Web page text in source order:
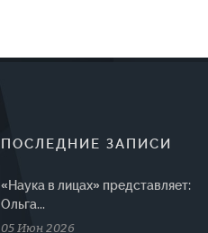
ПОСЛЕДНИЕ ЗАПИСИ
«Наука в лицах» представляет:
Ольга...
05 Июн 2026